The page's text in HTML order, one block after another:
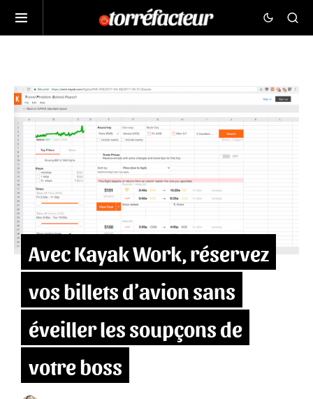
Avec Kayak Work, réservez
vos billets d’avion sans
éveiller les soupçons de
votre boss